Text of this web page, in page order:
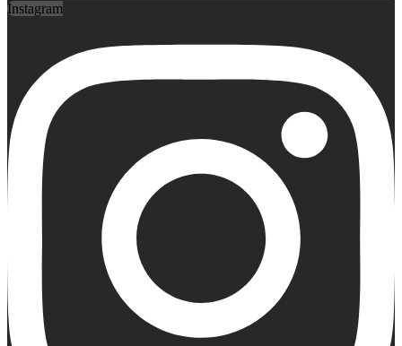
Instagram